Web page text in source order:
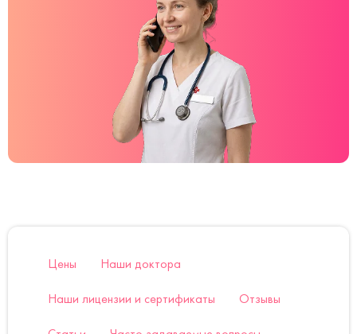
Цены Наши доктора
Наши лицензии и сертификаты Отзывы